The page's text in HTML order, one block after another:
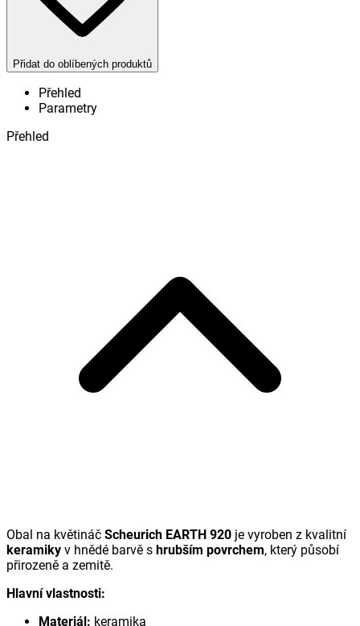
Přidat do oblíbených produktů
Přehled
Parametry
Přehled
Obal na květináč Scheurich EARTH 920 je vyroben z kvalitní
keramiky v hnědé barvě s hrubším povrchem, který působí
přirozeně a zemitě.
Hlavní vlastnosti:
Materiál: keramika